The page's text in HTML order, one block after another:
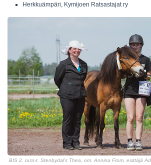
Herkkuämpäri, Kymijoen Ratsastajat ry
BIS 2, russ-t. Stenbydal’s Thea, om. Annina From, esittäjä